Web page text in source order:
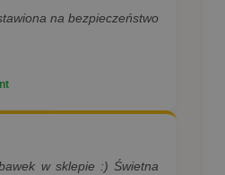
na bezpieczeństwo
w sklepie :) Świetna